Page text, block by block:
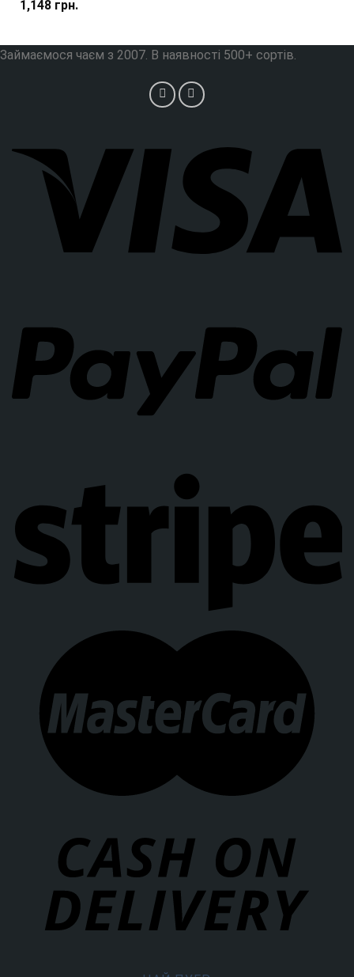
1,148грн.
Займаємося чаєм з 2007. В наявності 500+ сортів.